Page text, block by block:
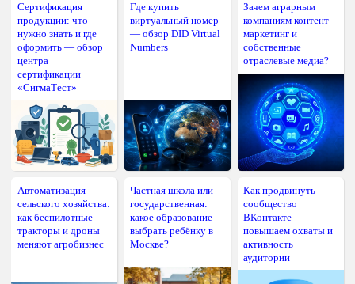
Сертификация
продукции: что
нужно знать и где
оформить — обзор
центра
сертификации
«СигмаТест»
Где купить
виртуальный номер
— обзор DID Virtual
Numbers
Зачем аграрным
компаниям контент-
маркетинг и
собственные
отраслевые медиа?
Автоматизация
сельского хозяйства:
как беспилотные
тракторы и дроны
меняют агробизнес
Частная школа или
государственная:
какое образование
выбрать ребёнку в
Москве?
Как продвинуть
сообщество
ВКонтакте —
повышаем охваты и
активность
аудитории